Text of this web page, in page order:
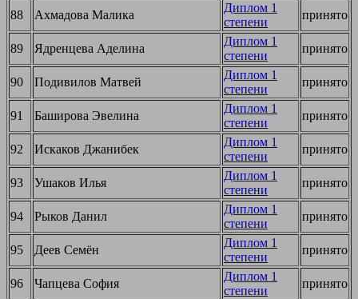
88 Ахмадова Малика
Диплом 1
степени
принято
89 Ядренцева Аделина
Диплом 1
степени
принято
90 Подивилов Матвей
Диплом 1
степени
принято
91 Баширова Эвелина
Диплом 1
степени
принято
92 Искаков Джанибек
Диплом 1
степени
принято
93 Ушаков Илья
Диплом 1
степени
принято
94 Рыков Данил
Диплом 1
степени
принято
95 Деев Семён
Диплом 1
степени
принято
96 Чапцева София
Диплом 1
степени
принято